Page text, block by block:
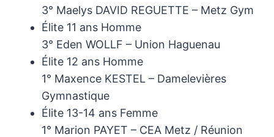
3° Maelys DAVID REGUETTE – Metz Gym
Élite 11 ans Homme
3° Eden WOLLF – Union Haguenau
Élite 12 ans Homme
1° Maxence KESTEL – Damelevières
Gymnastique
Élite 13-14 ans Femme
1° Marion PAYET – CEA Metz / Réunion